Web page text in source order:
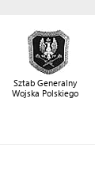
Sztab Generalny
Wojska Polskiego